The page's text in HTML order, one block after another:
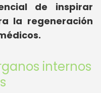
de inspirar
la regeneración
internos